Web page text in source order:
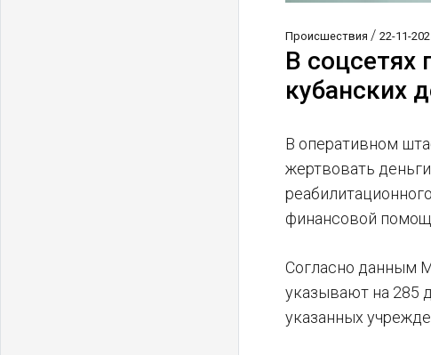
Происшествия /22-11-
В соцсетях
кубанских
В оперативном
жертвовать
финансовой
Согласно данным
указывают на 285
указанных